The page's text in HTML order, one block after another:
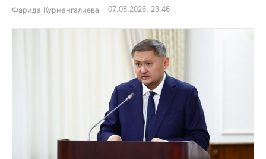
Фарида Курмангалиева 07.08.2026, 23:46